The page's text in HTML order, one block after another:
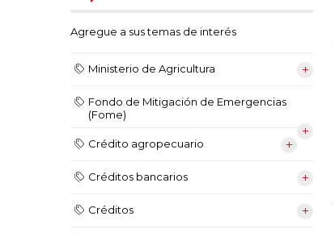
Agregue a sus temas de interés
Ministerio de Agricultura
Fondo de Mitigación de Emergencias
(Fome)
Crédito agropecuario
Créditos bancarios
Créditos